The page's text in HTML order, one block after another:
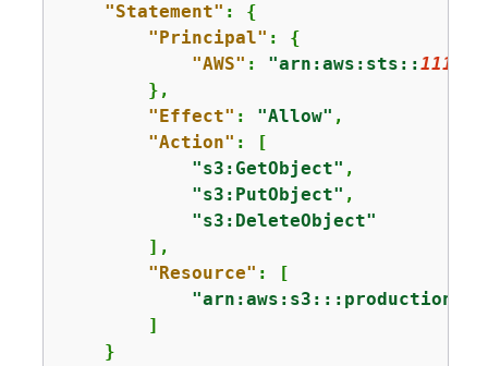
"Statement" : {
"Principal" : {
"AWS" : "arn:aws:sts::
        },
"Effect" : "Allow" ,
"Action" : [
"s3:GetObject" ,
"s3:PutObject" ,
"s3:DeleteObject"
        ],
"Resource" : [
        ]
    }